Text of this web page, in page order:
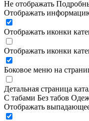
Не отображать
Отображать
Отображать иконки
Отображать иконки
Боковое меню на
Детальная страница
С табами Без табов
Отображать